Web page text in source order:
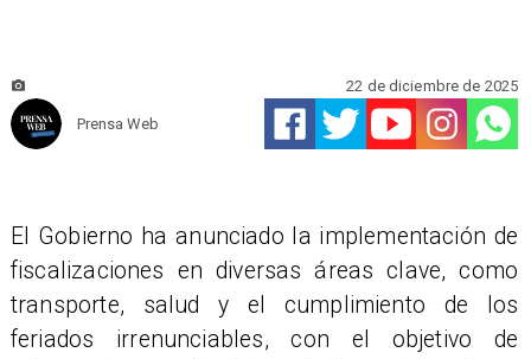
Prensa Web
22 de diciembre de 2025
El Gobierno ha anunciado la implementación de
fiscalizaciones en diversas áreas clave, como
transporte, salud y el cumplimiento de los
feriados irrenunciables, con el objetivo de